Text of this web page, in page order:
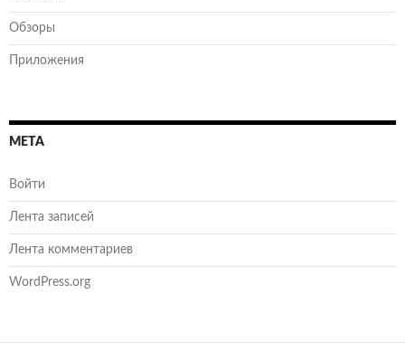
Обзоры
Приложения
МЕТА
Войти
Лента записей
Лента комментариев
WordPress.org